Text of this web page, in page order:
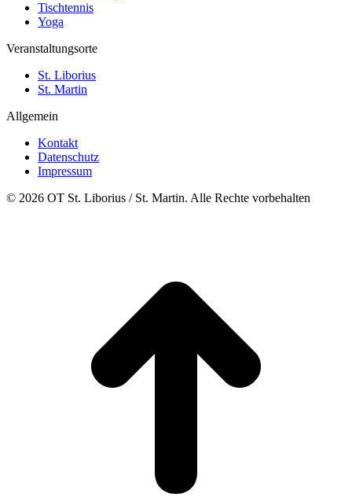
Tischtennis
Yoga
Veranstaltungsorte
St. Liborius
St. Martin
Allgemein
Kontakt
Datenschutz
Impressum
© 2026 OT St. Liborius / St. Martin. Alle Rechte vorbehalten